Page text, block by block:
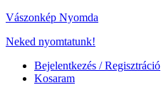
Vászonkép Nyomda
Neked nyomtatunk!
Bejelentkezés / Regisztráció
Kosaram